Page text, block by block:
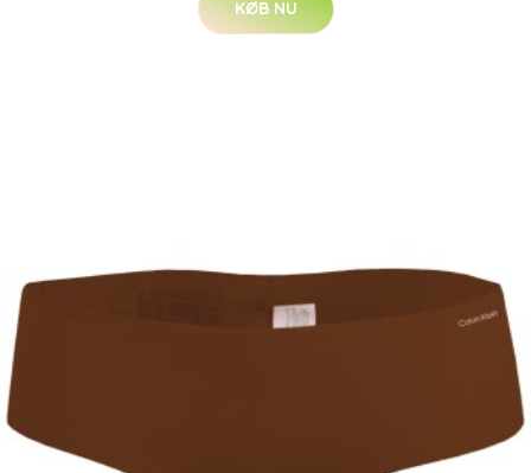
KØB NU